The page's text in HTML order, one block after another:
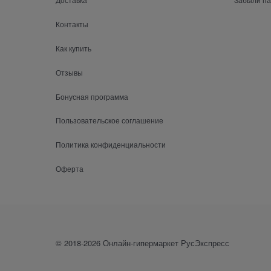
Контакты
Как купить
Отзывы
Бонусная программа
Пользовательское соглашение
Политика конфиденциальности
Оферта
© 2018-2026 Онлайн-гипермаркет РусЭкспресс